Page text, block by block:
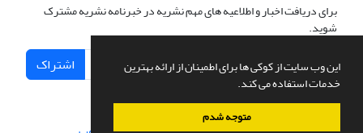
این وب سایت از کوکی ها برای اطمینان از ارائه بهترین
خدمات استفاده می کند.
متوجه شدم
برای دریافت اخبار و اطلاعیه های مهم نشریه در خبرنامه نشریه مشترک
شوید.
اشتراک